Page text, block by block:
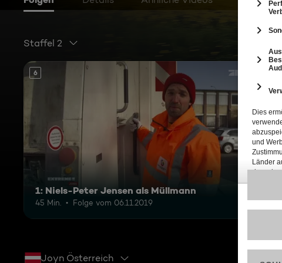
Staffel 2
6
1: Niels-Peter Jensen als Müllmann
45 Min. Folge vom 06.11.2019
Joyn Österreich